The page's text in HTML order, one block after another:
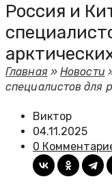
Россия и
Главная»Новости
специалистов для
Виктор
04.11.2025
0